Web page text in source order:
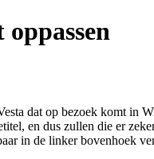
dat op bezoek komt in
en dus zullen die er
in de linker bovenhoek